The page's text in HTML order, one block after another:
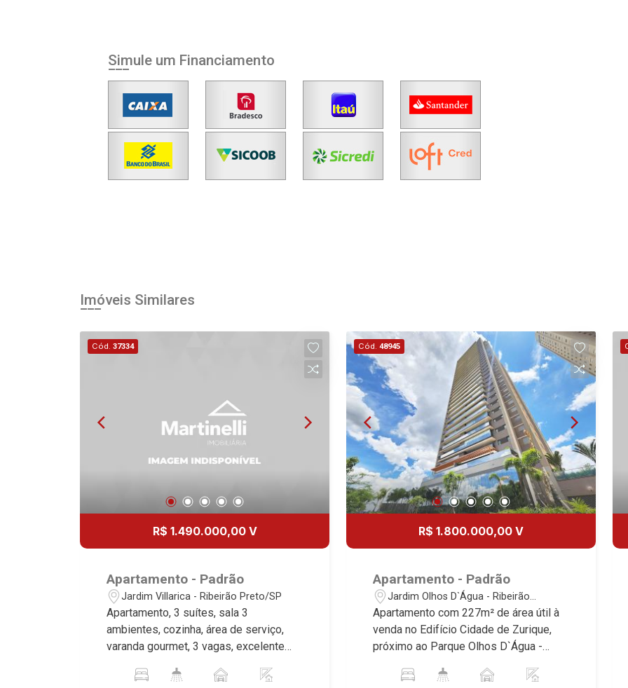
Simule um Financiamento
Imóveis Similares
Cód. 37334
R$ 1.490.000,00 V
Apartamento - Padrão
Jardim Villarica - Ribeirão Preto/SP
Apartamento, 3 suítes, sala 3
ambientes, cozinha, área de serviço,
varanda gourmet, 3 vagas, excelente
Martinelli Imobiliária, referência no
Cód. 48945
R$ 1.800.000,00 V
Apartamento - Padrão
Jardim Olhos D`Água - Ribeirão
Preto/SP
Apartamento com 227m² de área útil à
venda no Edifício Cidade de Zurique,
próximo ao Parque Olhos D`Água -
Preto/SP. Conheça as características